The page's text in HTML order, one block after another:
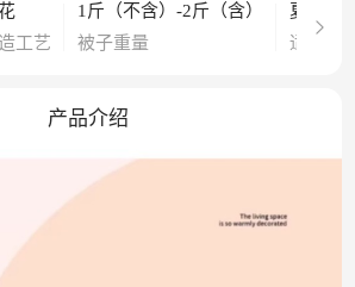
工艺
1斤（不含）-2斤（含）
被子重量
夏季
适用季
产品介绍